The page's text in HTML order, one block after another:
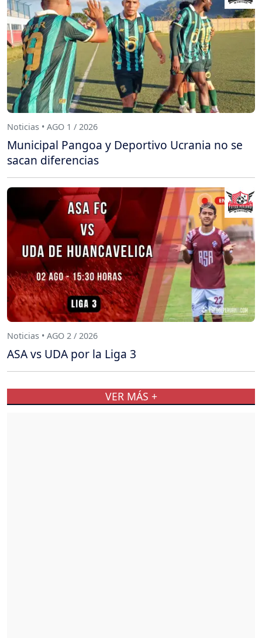
Noticias • AGO 1 / 2026
Municipal Pangoa y Deportivo Ucrania no se
sacan diferencias
Noticias • AGO 2 / 2026
ASA vs UDA por la Liga 3
VER MÁS +